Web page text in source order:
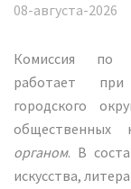
08-августа-2026
Комиссия по
работает при
городского
общественных
органом. В
искусства,